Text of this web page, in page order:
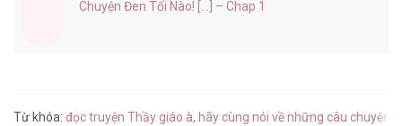
Chuyện Đen Tối Nào! [...] – Chap 1
Từ khóa: đọc truyện Thầy giáo à, hãy cùng nói về những câu chuyện